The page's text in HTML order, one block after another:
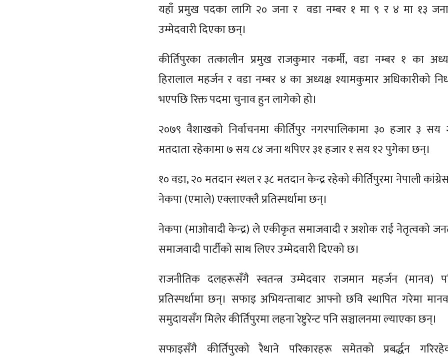
यहाँ प्रमुख पदका लागि २० जना र वडा नम्बर १ मा ९ र ४ मा १३
उम्मेदवारी दिएका छन्।
कीर्तिपुरका तत्कालीन प्रमुख राजकुमार नकर्मी, वडा नम्बर १ का
हिरालाल महर्जन र वडा नम्बर ४ का अध्यक्ष श्यामकुमार अधिकारीको
भएपछि रिक्त पदमा चुनाव हुन लागेको हो।
२०७९ वैशाखको निर्वाचनमा कीर्तिपुर नगरपालिकामा ३० हजार ३ सय
मतदाता रहेकामा ७ सय ८४ जना थपिएर ३१ हजार १ सय १२ पुगेका छन्।
१० वडा, २० मतदान स्थल र ३८ मतदान केन्द्र रहेको कीर्तिपुरमा नेपाली
नेकपा (एमाले) एक्लाएक्लै प्रतिस्पर्धामा छन्।
नेकपा (माओवादी केन्द्र) ले एकीकृत समाजवादी र अशोक राई नेतृत्वको
समाजवादी पार्टीको साथ लिएर उम्मेदवारी दिएको छ।
राजनीतिक दलहरूसँगै स्वतन्त्र उम्मेदवार राजमान महर्जन (मानव)
प्रतिस्पर्धामा छन्। सफाइ अभियन्ताबाट आफ्नो छवि स्थापित गरेमा
समुदायसँग मिलेर कीर्तिपुरमा लहना रेष्टुरेन्ट पनि सञ्चालनमा ल्याएका छन्।
सफाइसँगै कीर्तिपुरको रैथाने परिकारहरू समेतको प्रबर्द्धन